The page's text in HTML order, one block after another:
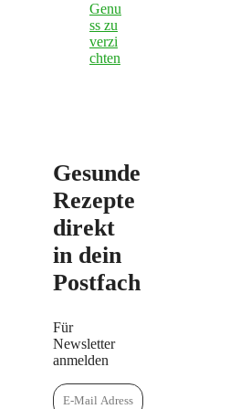
Genu
ss zu
verzi
chten
Gesunde
Rezepte
direkt
in dein
Postfach
Für
Newsletter
anmelden